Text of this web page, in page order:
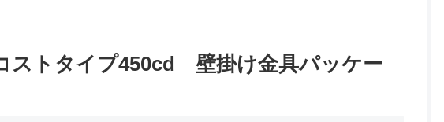
ストタイプ450cd 壁掛け金具パッケー